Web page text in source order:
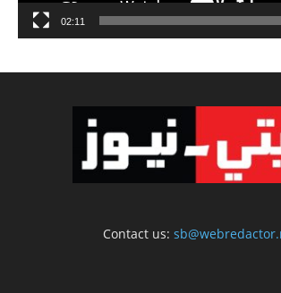
02:11
Contact us: